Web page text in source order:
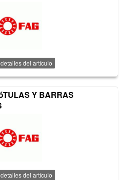
del artículo
Y BARRAS
del artículo